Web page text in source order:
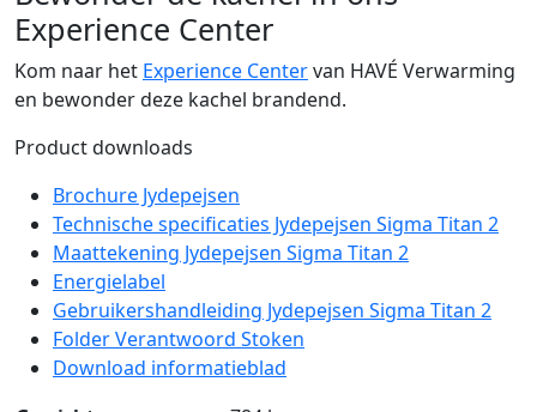
Experience Center
Kom naar het Experience Centervan HAVÉ Verwarming
en bewonder deze kachel brandend.
Product downloads
Brochure Jydepejsen
Technische specificaties Jydepejsen Sigma Titan 2
Maattekening Jydepejsen Sigma Titan 2
Energielabel
Gebruikershandleiding Jydepejsen Sigma Titan 2
Folder Verantwoord Stoken
Download informatieblad